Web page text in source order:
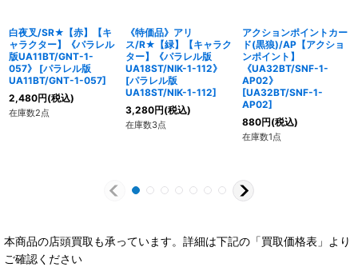
白夜叉/SR★【赤】【キ
ャラクター】《パラレル
版UA11BT/GNT-1-
057》
[パラレル版
UA11BT/GNT-1-057]
2,480円(税込)
在庫数2点
《特価品》アリ
ス/R★【緑】【キャラク
ター】《パラレル版
UA18ST/NIK-1-112》
[パラレル版
UA18ST/NIK-1-112]
3,280円(税込)
在庫数3点
アクションポイントカー
ド(黒狼)/AP【アクショ
ンポイント】
《UA32BT/SNF-1-
AP02》
[UA32BT/SNF-1-
AP02]
880円(税込)
在庫数1点
本商品の店頭買取も承っています。詳細は下記の「買取価格表」より
ご確認ください